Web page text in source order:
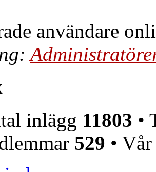
användare
inlägg 11803 •
529 •